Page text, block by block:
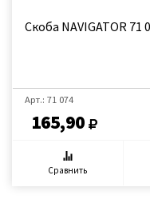
Скоба NAVIGATOR 71
Арт.: 71 074
165,90
Сравнить